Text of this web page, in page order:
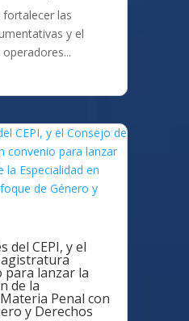
las
y el
del CEPI, y el
para lanzar la
de la
Penal con
y Derechos